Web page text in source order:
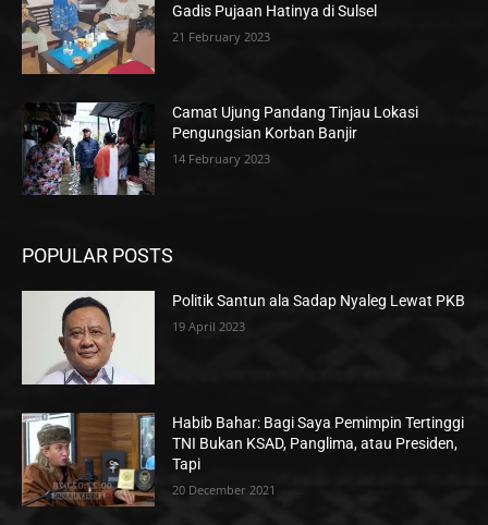
Gadis Pujaan Hatinya di Sulsel
21 February 2023
Camat Ujung Pandang Tinjau Lokasi
Pengungsian Korban Banjir
14 February 2023
POPULAR POSTS
Politik Santun ala Sadap Nyaleg Lewat PKB
19 April 2023
Habib Bahar: Bagi Saya Pemimpin Tertinggi
TNI Bukan KSAD, Panglima, atau Presiden,
Tapi
20 December 2021